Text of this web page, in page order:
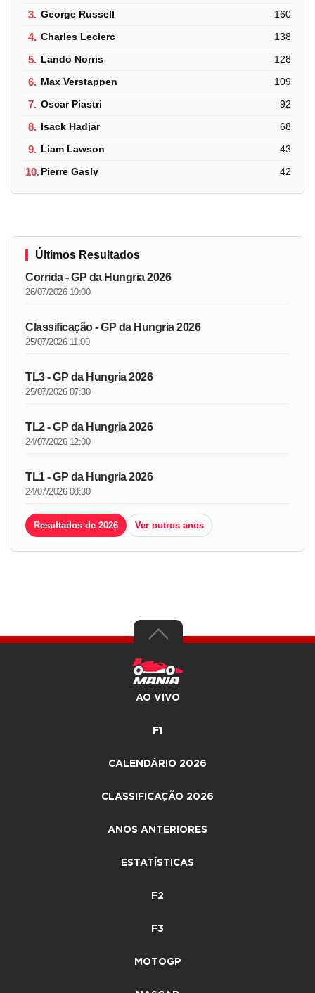
3. George Russell 160
4. Charles Leclerc 138
5. Lando Norris 128
6. Max Verstappen 109
7. Oscar Piastri 92
8. Isack Hadjar 68
9. Liam Lawson 43
10.Pierre Gasly 42
Últimos Resultados
Corrida - GP da Hungria 2026
26/07/2026 10:00
Classificação - GP da Hungria 2026
25/07/2026 11:00
TL3 - GP da Hungria 2026
25/07/2026 07:30
TL2 - GP da Hungria 2026
24/07/2026 12:00
TL1 - GP da Hungria 2026
24/07/2026 08:30
Resultados de 2026 Ver outros anos
AO VIVO
F1
CALENDÁRIO 2026
CLASSIFICAÇÃO 2026
ANOS ANTERIORES
ESTATÍSTICAS
F2
F3
MOTOGP